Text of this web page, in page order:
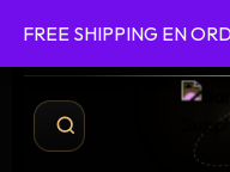
FREE SHIPPING EN